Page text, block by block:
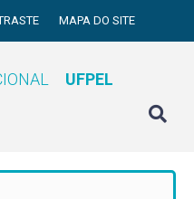
MAPA DO SITE
UFPEL